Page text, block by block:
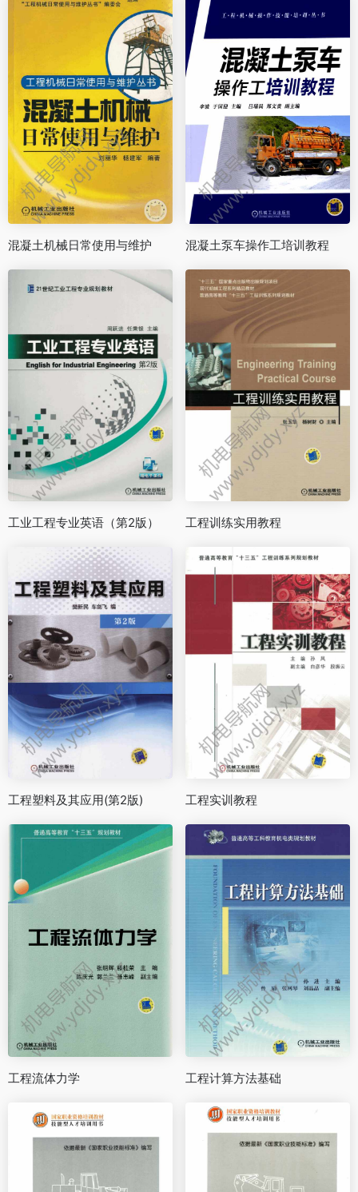
混凝土机械日常使用与维护 混凝土泵车操作工培训教程
工业工程专业英语（第2版） 工程训练实用教程
工程塑料及其应用(第2版) 工程实训教程
工程流体力学 工程计算方法基础